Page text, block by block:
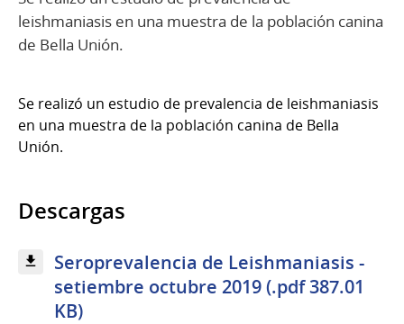
leishmaniasis en una muestra de la población canina
de Bella Unión.
Se realizó un estudio de prevalencia de leishmaniasis
en una muestra de la población canina de Bella
Unión.
Descargas
Seroprevalencia de Leishmaniasis -
setiembre octubre 2019 (.pdf 387.01
KB)